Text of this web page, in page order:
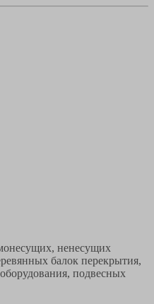
ненесущих
балок перекрытия,
подвесных